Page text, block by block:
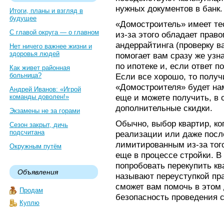
Итоги, планы и взгляд в
будущее
С главой округа — о главном
Нет ничего важнее жизни и
здоровья людей
Как живет районная
больница?
Андрей Иванов: «Игрой
команды доволен!»
Экзамены не за горами
Сезон закрыт, дичь
подсчитана
Окружным путём
Объявления
Продам
Куплю
нужных документов в банк.
«Домостроитель» имеет
из-за этого обладает
андеррайтинга (проверку
помогает вам сразу же
по ипотеке и, если ответ
Если все хорошо, то
«Домостроителя» будет
еще и можете получить, в
дополнительные скидки.
Обычно, выбор квартир,
реализации или даже
лимитированным из-за
еще в процессе стройки.
попробовать перекупить
называют переуступкой
сможет вам помочь в этом
безопасность проведения